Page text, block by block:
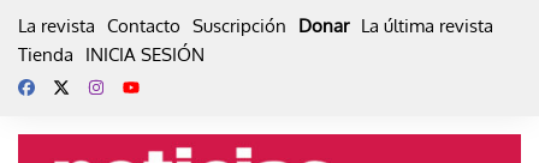
La revista Contacto Suscripción Donar La última revista
Tienda
INICIA SESIÓN